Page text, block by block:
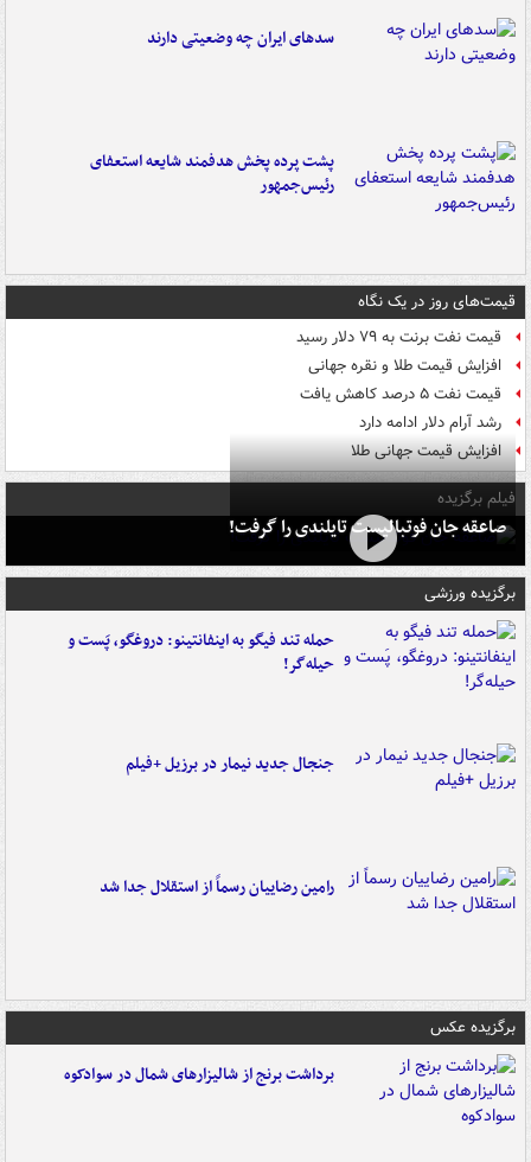
سدهای ایران چه وضعیتی دارند
پشت پرده پخش هدفمند شایعه استعفای
رئیس‌جمهور
قیمت‌های روز در یک نگاه
قیمت نفت برنت به ۷۹ دلار رسید
افزایش قیمت طلا و نقره جهانی
قیمت نفت ۵ درصد کاهش یافت
رشد آرام دلار ادامه دارد
افزایش قیمت جهانی طلا
فیلم برگزیده
صاعقه جان فوتبالیست تایلندی را گرفت!
برگزیده ورزشی
حمله تند فیگو به اینفانتینو: دروغگو، پَست‌ و
حیله‌گر!
جنجال جدید نیمار در برزیل +فیلم
رامین رضاییان رسماً از استقلال جدا شد
برگزیده عکس
برداشت برنج از شالیزارهای شمال در سوادکوه